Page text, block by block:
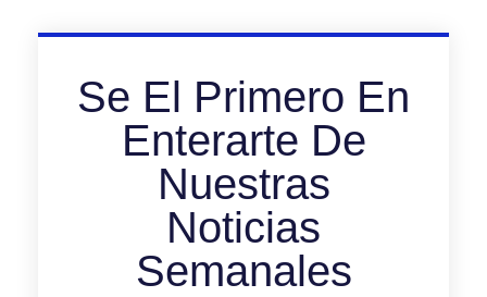
Se El Primero En
Enterarte De
Nuestras
Noticias
Semanales